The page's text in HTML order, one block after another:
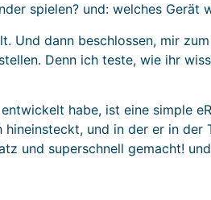
spielen? und: welches Gerät
Und dann beschlossen, mir
Denn ich teste, wie ihr
habe, ist eine simple
hineinsteckt, und in der er in der
und superschnell gemacht!